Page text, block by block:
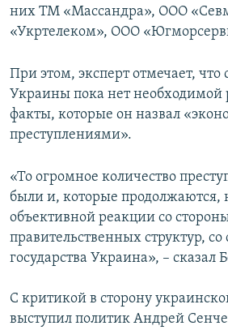
Все сайты RFE/RL
них ТМ «Массандра», ООО
«Укртелеком», ООО
При этом, эксперт отмечает, что
Украины пока нет необходимой
факты, которые он назвал
преступлениями».
«То огромное количество
были и, которые продолжаются,
объективной реакции со
правительственных структур, со
государства Украина», – сказал
С критикой в сторону
выступил политик Андрей